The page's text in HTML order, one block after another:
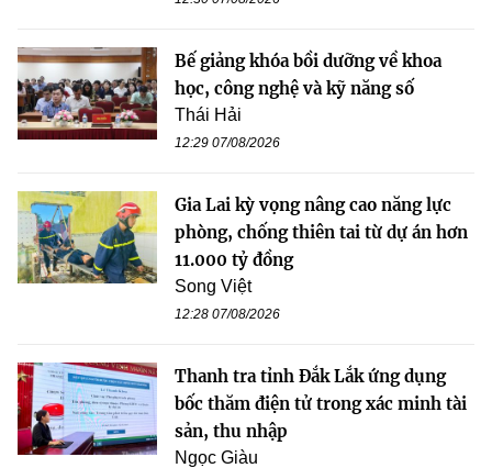
Bế giảng khóa bồi dưỡng về khoa
học, công nghệ và kỹ năng số
Thái Hải
12:29 07/08/2026
Gia Lai kỳ vọng nâng cao năng lực
phòng, chống thiên tai từ dự án hơn
11.000 tỷ đồng
Song Việt
12:28 07/08/2026
Thanh tra tỉnh Đắk Lắk ứng dụng
bốc thăm điện tử trong xác minh tài
sản, thu nhập
Ngọc Giàu